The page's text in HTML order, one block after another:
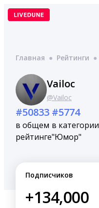
Перейти
Главная ● Рейтинги ●
Vailoc
@Vailoc
#50833
в общем
рейтинге
#5774
в категории
"Юмор"
Подписчиков
+134,000